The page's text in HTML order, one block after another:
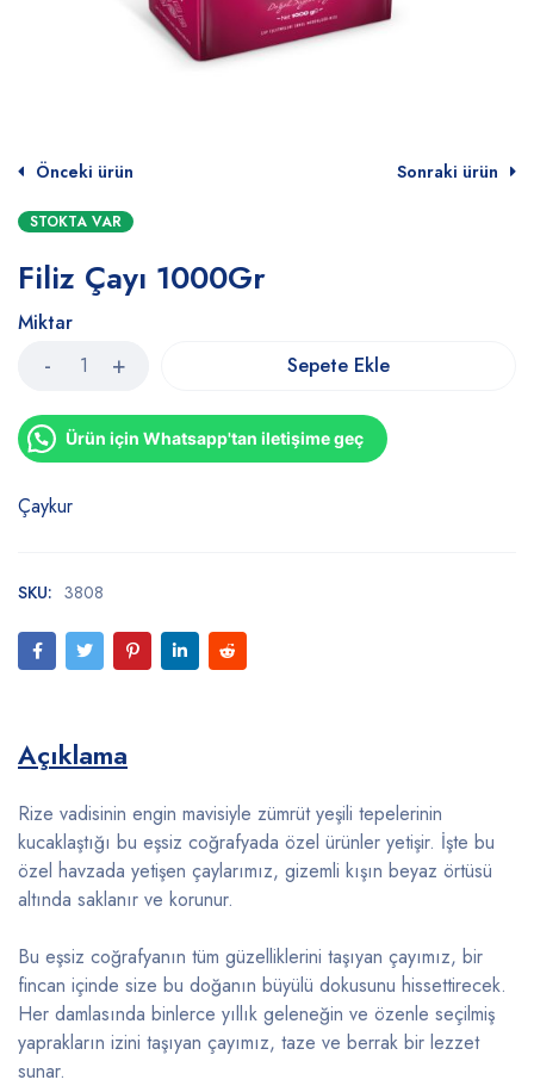
Önceki ürün Sonraki ürün
STOKTA VAR
Filiz Çayı 1000Gr
Miktar
Sepete Ekle
Ürün için Whatsapp'tan iletişime geç
Çaykur
SKU: 3808
Açıklama
Rize vadisinin engin mavisiyle zümrüt yeşili tepelerinin
kucaklaştığı bu eşsiz coğrafyada özel ürünler yetişir. İşte bu
özel havzada yetişen çaylarımız, gizemli kışın beyaz örtüsü
altında saklanır ve korunur.
Bu eşsiz coğrafyanın tüm güzelliklerini taşıyan çayımız, bir
fincan içinde size bu doğanın büyülü dokusunu hissettirecek.
Her damlasında binlerce yıllık geleneğin ve özenle seçilmiş
yaprakların izini taşıyan çayımız, taze ve berrak bir lezzet
sunar.